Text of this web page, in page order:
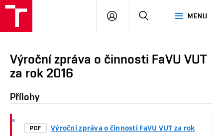
MENU
PŘIHLÁSIT
Výroční zpráva o činnosti FaVU VUT
za rok 2016
Přílohy
PDF
Výroční zpráva o činnosti FaVU VUT za rok